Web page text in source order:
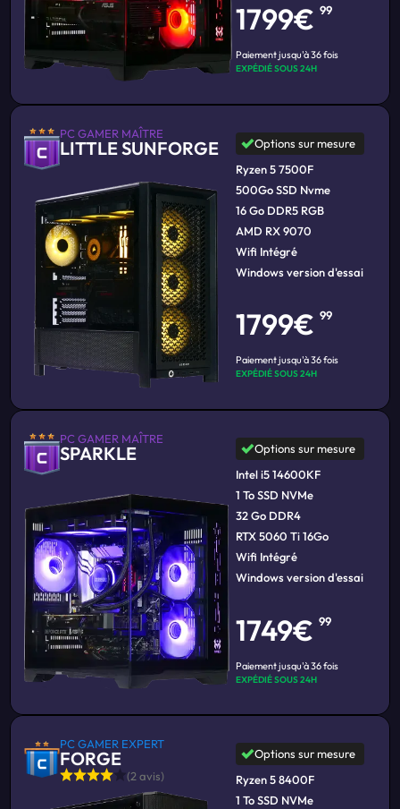
1799€99
Paiement jusqu'à 36 fois
EXPÉDIÉ SOUS 24H
PC GAMER MAÎTRE
LITTLE SUNFORGE
Options sur mesure
Ryzen 5 7500F
500Go SSD Nvme
16 Go DDR5 RGB
AMD RX 9070
Wifi Intégré
Windows version d'essai
1799€99
Paiement jusqu'à 36 fois
EXPÉDIÉ SOUS 24H
PC GAMER MAÎTRE
SPARKLE
Options sur mesure
Intel i5 14600KF
1 To SSD NVMe
32 Go DDR4
RTX 5060 Ti 16Go
Wifi Intégré
Windows version d'essai
1749€99
Paiement jusqu'à 36 fois
EXPÉDIÉ SOUS 24H
PC GAMER EXPERT
FORGE
(2 avis)
Options sur mesure
Ryzen 5 8400F
1 To SSD NVMe